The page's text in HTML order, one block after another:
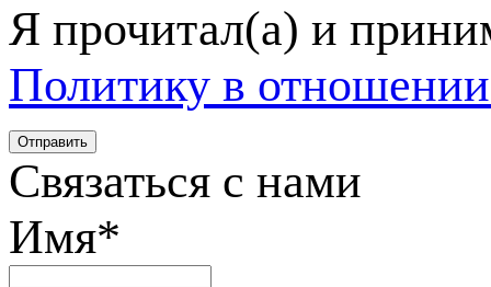
Я прочитал(а) и
Политику в
Связаться с нами
Имя*